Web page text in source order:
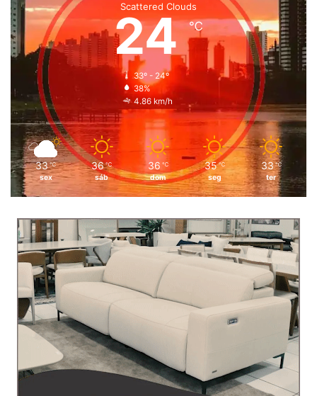
Scattered Clouds
24℃
33º - 24º
38%
4.86 km/h
33 ℃
sex
36 ℃
sáb
36 ℃
dom
35 ℃
seg
33 ℃
ter